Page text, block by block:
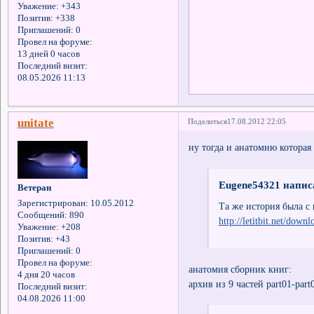
Уважение: +343
Позитив: +338
Приглашений: 0
Провел на форуме:
13 дней 0 часов
Последний визит:
08.05.2026 11:13
Поделиться17.08.2012 22:05
unitate
Ветеран
Зарегистрирован: 10.05.2012
Сообщений: 890
Уважение: +208
Позитив: +43
Приглашений: 0
Провел на форуме:
4 дня 20 часов
Последний визит:
04.08.2026 11:00
ну тогда и анатомию
Eugene54321
Та же история была с
http://letitbit.net/
анатомия сборник книг:
архив из 9 частей part01-